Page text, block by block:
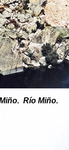
Río Miño.